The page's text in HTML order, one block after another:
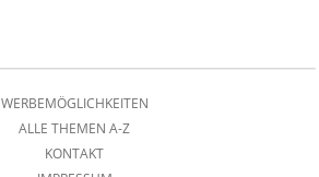
WERBEMÖGLICHKEITEN
ALLE THEMEN A-Z
KONTAKT